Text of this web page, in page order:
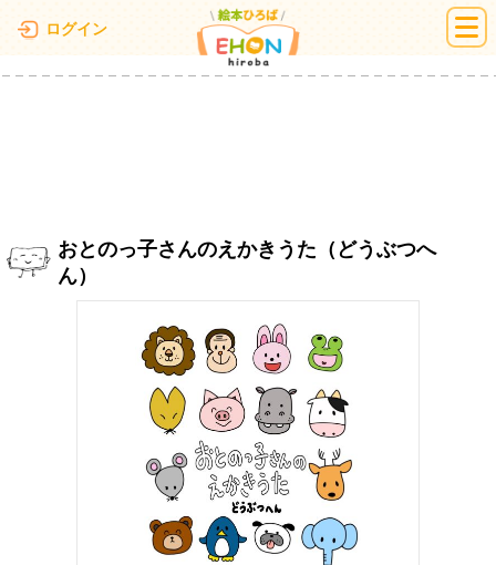
ログイン 絵本ひろば
おとのっ子さんのえかきうた（どうぶつへ
ん）